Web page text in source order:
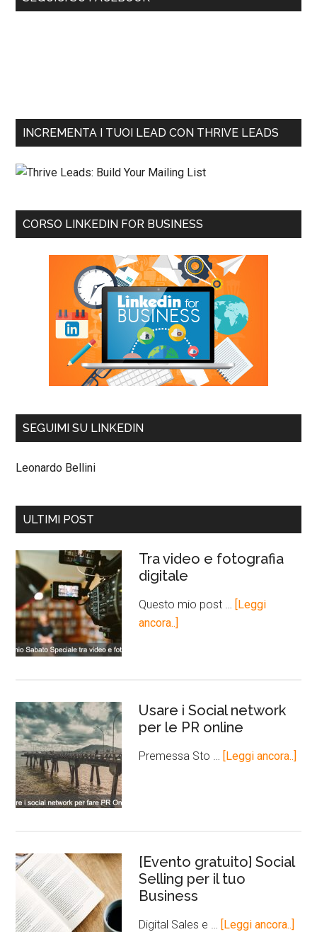
INCREMENTA I TUOI LEAD CON THRIVE LEADS
CORSO LINKEDIN FOR BUSINESS
SEGUIMI SU LINKEDIN
Leonardo Bellini
ULTIMI POST
Tra video e fotografia
digitale
Questo mio post … [Leggi
ancora..]
Usare i Social network
per le PR online
Premessa Sto … [Leggi ancora..]
[Evento gratuito] Social
Selling per il tuo
Business
Digital Sales e … [Leggi ancora..]